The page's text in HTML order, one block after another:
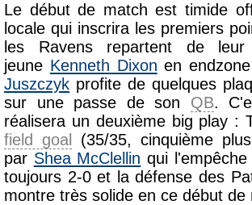
Le début de match est timide
locale qui inscrira les premiers
les Ravens repartent de
jeune Kenneth Dixon en
Juszczyk profite de quelques
sur une passe de son QB.
réalisera un deuxième big play :
field goal
(35/35, cinquième
par Shea McClellin qui
toujours 2-0 et la défense des
montre très solide en ce début de